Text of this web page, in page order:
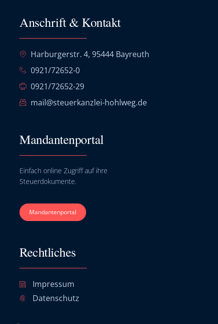
Anschrift & Kontakt
Harburgerstr. 4, 95444 Bayreuth
0921/72652-0
0921/72652-29
mail@steuerkanzlei-hohlweg.de
Mandantenportal
Einfach online Zugriff auf ihre
Steuerdokumente.
Mandantenportal
Rechtliches
Impressum
Datenschutz